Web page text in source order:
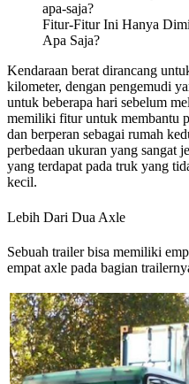
Fitur-Fitur Ini Hanya
Apa Saja?
Kendaraan berat dirancang
kilometer, dengan pengemudi
untuk beberapa hari sebelum
memiliki fitur untuk membantu
dan berperan sebagai rumah
perbedaan ukuran yang sangat
yang terdapat pada truk yang
kecil.
Lebih Dari Dua Axle
Sebuah trailer bisa memiliki
empat axle pada bagian